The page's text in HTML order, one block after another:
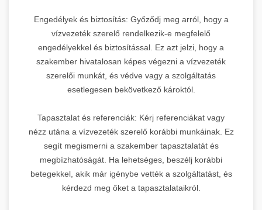
Engedélyek és biztosítás: Győződj meg arról, hogy a
vízvezeték szerelő rendelkezik-e megfelelő
engedélyekkel és biztosítással. Ez azt jelzi, hogy a
szakember hivatalosan képes végezni a vízvezeték
szerelői munkát, és védve vagy a szolgáltatás
esetlegesen bekövetkező károktól.
Tapasztalat és referenciák: Kérj referenciákat vagy
nézz utána a vízvezeték szerelő korábbi munkáinak. Ez
segít megismerni a szakember tapasztalatát és
megbízhatóságát. Ha lehetséges, beszélj korábbi
betegekkel, akik már igénybe vették a szolgáltatást, és
kérdezd meg őket a tapasztalataikról.